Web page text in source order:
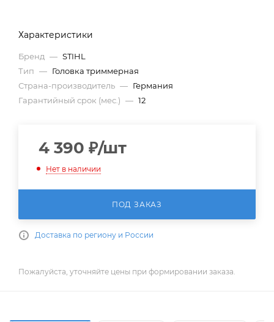
Характеристики
Бренд — STIHL
Тип — Головка триммерная
Страна-производитель — Германия
Гарантийный срок (мес.) — 12
4 390 ₽/шт
Нет в наличии
ПОД ЗАКАЗ
Доставка по региону и России
Пожалуйста, уточняйте цены при формировании заказа.